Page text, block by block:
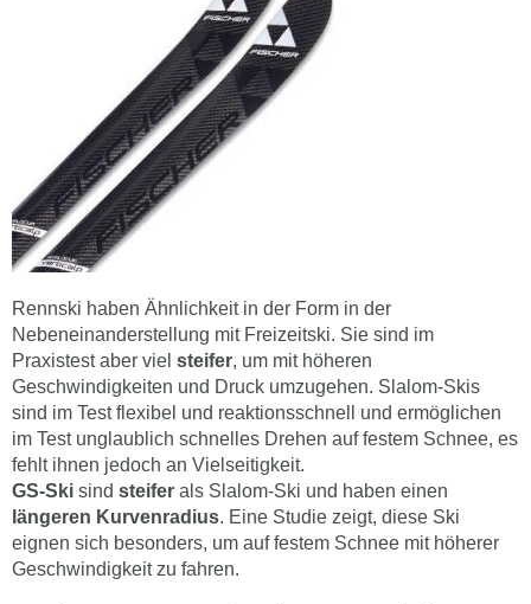
Rennski haben Ähnlichkeit in der Form in der
Nebeneinanderstellung mit Freizeitski. Sie sind im
Praxistest aber viel steifer, um mit höheren
Geschwindigkeiten und Druck umzugehen. Slalom-Skis
sind im Test flexibel und reaktionsschnell und ermöglichen
im Test unglaublich schnelles Drehen auf festem Schnee, es
fehlt ihnen jedoch an Vielseitigkeit.
GS-Ski sind steifer als Slalom-Ski und haben einen
längeren Kurvenradius. Eine Studie zeigt, diese Ski
eignen sich besonders, um auf festem Schnee mit höherer
Geschwindigkeit zu fahren.